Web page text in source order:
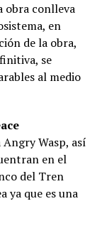
obra conlleva
en
de la obra,
se
al medio
Wasp, así
en el
del Tren
ya que es una